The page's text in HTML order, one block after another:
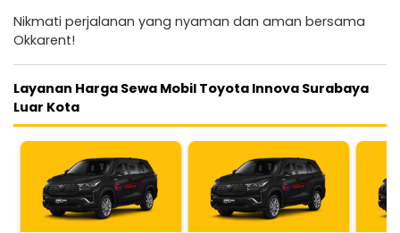
Nikmati perjalanan yang nyaman dan aman bersama
Okkarent!
Layanan Harga Sewa Mobil Toyota Innova Surabaya
Luar Kota